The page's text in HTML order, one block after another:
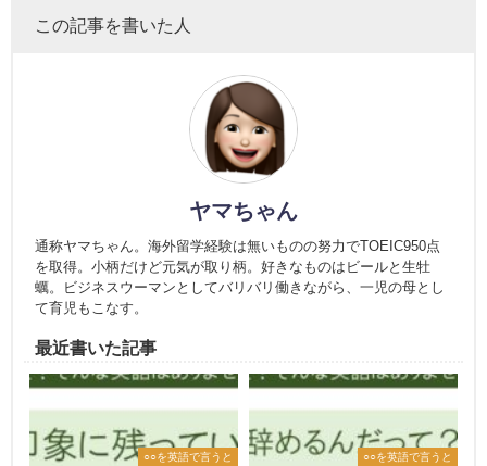
この記事を書いた人
ヤマちゃん
通称ヤマちゃん。海外留学経験は無いものの努力でTOEIC950点
を取得。小柄だけど元気が取り柄。好きなものはビールと生牡
蠣。ビジネスウーマンとしてバリバリ働きながら、一児の母とし
て育児もこなす。
最近書いた記事
○○を英語で言うと ○○を英語で言うと